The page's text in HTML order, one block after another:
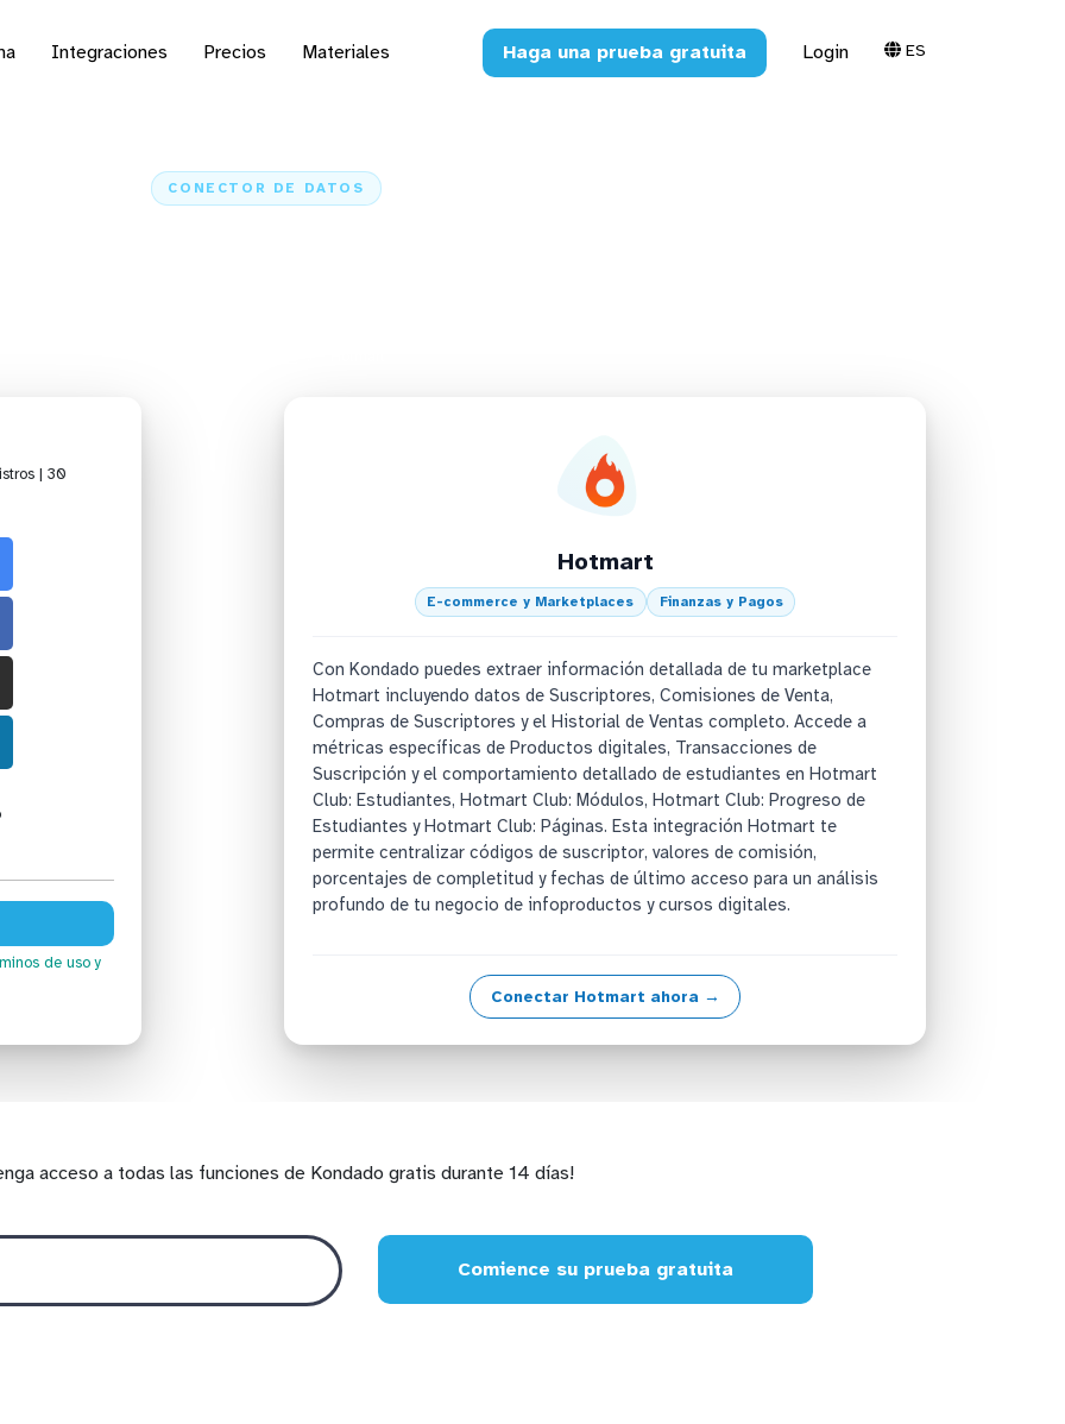
Integraciones Precios Materiales Haga una prueba gratuita Login ES
CONECTOR DE DATOS
| 30
de uso y
Hotmart
E-commerce y Marketplaces Finanzas y Pagos
Con Kondado puedes extraer información detallada de tu marketplace
Hotmart incluyendo datos de Suscriptores, Comisiones de Venta,
Compras de Suscriptores y el Historial de Ventas completo. Accede a
métricas específicas de Productos digitales, Transacciones de
Suscripción y el comportamiento detallado de estudiantes en Hotmart
Club: Estudiantes, Hotmart Club: Módulos, Hotmart Club: Progreso de
Estudiantes y Hotmart Club: Páginas. Esta integración Hotmart te
permite centralizar códigos de suscriptor, valores de comisión,
porcentajes de completitud y fechas de último acceso para un análisis
profundo de tu negocio de infoproductos y cursos digitales.
Conectar Hotmart ahora →
acceso a todas las funciones de Kondado gratis durante 14 días!
Comience su prueba gratuita